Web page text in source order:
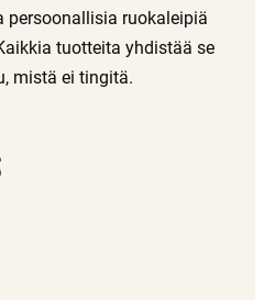
ruokaleipiä
tuotteita yhdistää se
mistä ei tingitä.